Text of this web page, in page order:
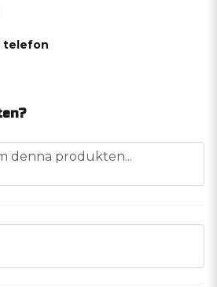
telefon
denna produkten...